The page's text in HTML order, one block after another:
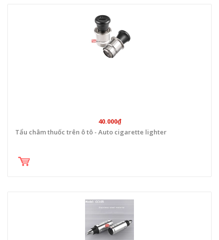
40.000₫
Tẩu châm thuốc trên ô tô - Auto cigarette lighter